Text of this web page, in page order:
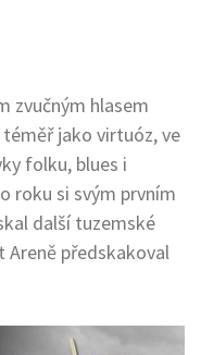
zvučným hlasem
jako virtuóz, ve
folku, blues i
roku si svým prvním
další tuzemské
Areně předskakoval